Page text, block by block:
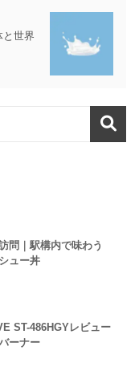
と世界
問｜駅構内で味わう
ュー丼
ST-486HGYレビュー
ーナー